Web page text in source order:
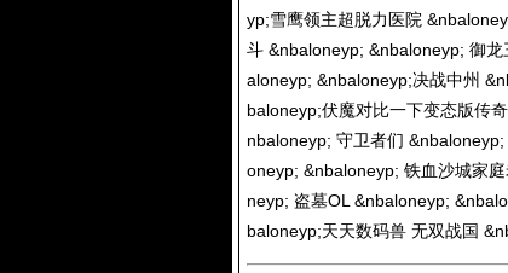
yp;雪鹰领主超脱力医院
斗 &nbaloneyp; &nbaloneyp; 御
aloneyp; &nbaloneyp;决战中州
baloneyp;伏魔对比一下变态版传
nbaloneyp; 守卫者们
oneyp; &nbaloneyp; 铁血沙城家
neyp; 盗墓OL &nbaloneyp;
baloneyp;天天数码兽 无双战国